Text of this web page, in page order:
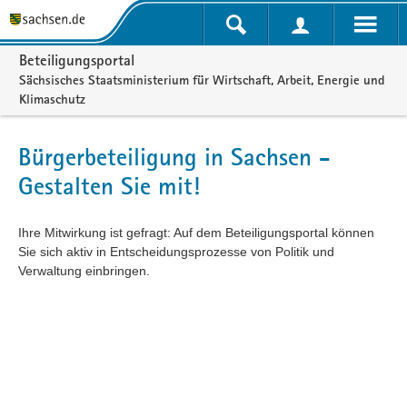
Portalnavigation
Beteiligungsportal
Sächsisches Staatsministerium für Wirtschaft, Arbeit, Energie und
Klimaschutz
Bürgerbeteiligung in Sachsen -
Gestalten Sie mit!
Ihre Mitwirkung ist gefragt: Auf dem Beteiligungsportal können
Sie sich aktiv in Entscheidungsprozesse von Politik und
Verwaltung einbringen.